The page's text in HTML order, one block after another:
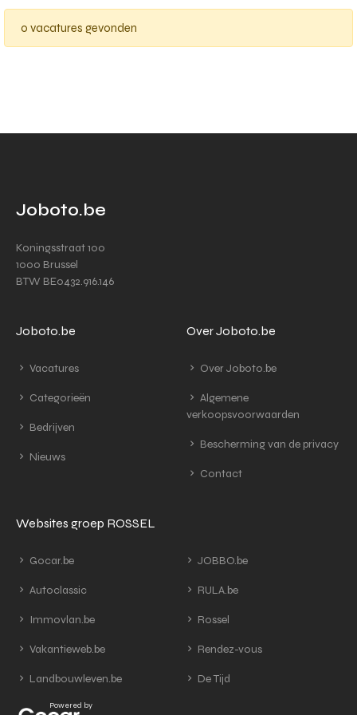
0 vacatures gevonden
Joboto.be
Koningsstraat 100
1000 Brussel
BTW BE0432.916.146
Joboto.be
Vacatures
Categorieën
Bedrijven
Nieuws
Over Joboto.be
Over Joboto.be
Algemene
verkoopsvoorwaarden
Bescherming van de privacy
Contact
Websites groep ROSSEL
Gocar.be
Autoclassic
Immovlan.be
Vakantieweb.be
Landbouwleven.be
JOBBO.be
RULA.be
Rossel
Rendez-vous
De Tijd
Powered by